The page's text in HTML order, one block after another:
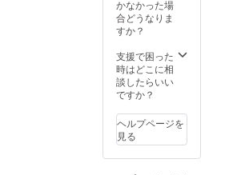
しご希
望のカ
モチー
フがあ
れば備
考欄に
らせく
ださ
い。 画
像は絵
かなかった場
合どうなりま
すか？
支援で困った
時はどこに相
談したらいい
ですか？
ヘルプページを
見る